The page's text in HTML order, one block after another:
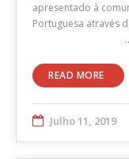
apresentado à
Portuguesa
READ MORE
Julho 11, 2019